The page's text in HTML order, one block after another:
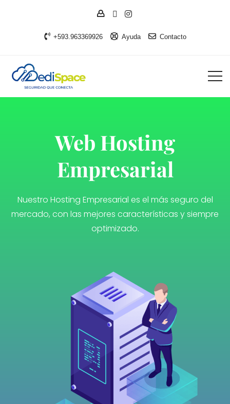
+593.963369926 Ayuda Contacto
Web Hosting
Empresarial
Nuestro Hosting Empresarial es el más seguro del
mercado, con las mejores características y siempre
optimizado.